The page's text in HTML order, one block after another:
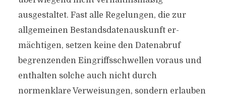
ausgestaltet. Fast alle Regelungen, die zur
allgemeinen Bestandsdatenauskunft er-
mächtigen, setzen keine den Datenabruf
begrenzenden Eingriffsschwellen voraus und
enthalten solche auch nicht durch
normenklare Verweisungen, sondern erlauben